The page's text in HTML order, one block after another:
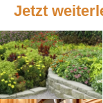
Jetzt